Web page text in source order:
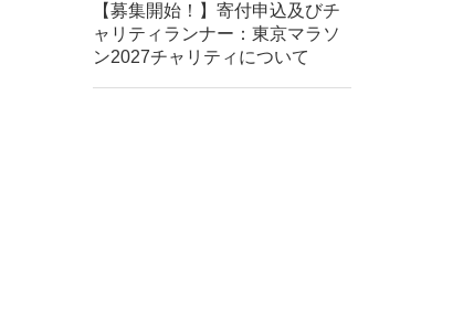
【募集開始！】寄付申込及びチ
ャリティランナー：東京マラソ
ン2027チャリティについて